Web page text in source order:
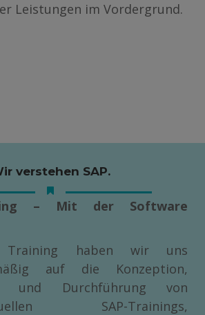
Leistungen im Vordergrund.
verstehen SAP.
– Mit der Software
Training haben wir uns
auf die Konzeption,
und Durchführung von
SAP-Trainings,